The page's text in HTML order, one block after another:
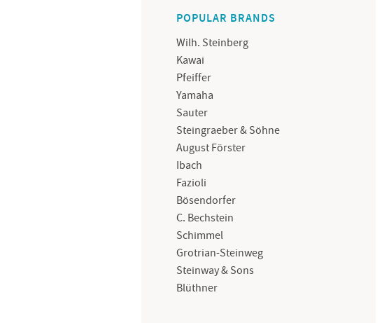
POPULAR BRANDS
Wilh. Steinberg
Kawai
Pfeiffer
Yamaha
Sauter
Steingraeber & Söhne
August Förster
Ibach
Fazioli
Bösendorfer
C. Bechstein
Schimmel
Grotrian-Steinweg
Steinway & Sons
Blüthner